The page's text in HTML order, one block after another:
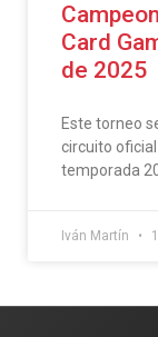
Card
de 2025
Este torneo
circuito oficial
temporada
Iván Martín